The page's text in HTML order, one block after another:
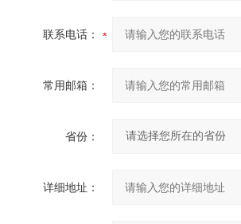
联系电话：
常用邮箱：
省份：
详细地址：